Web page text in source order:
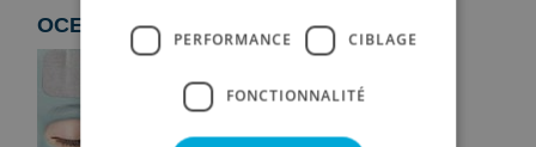
OCEAN MIRACLE (Hydro-raffermissant)
PERFORMANCE CIBLAGE
FONCTIONNALITÉ